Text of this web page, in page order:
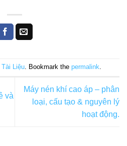
Tài Liệu. Bookmark the permalink.
và
Máy nén khí cao áp – phân
loại, cấu tạo & nguyên lý
hoạt động.